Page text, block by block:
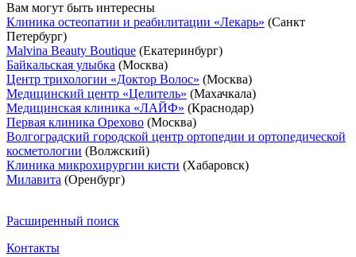
Вам могут быть интересны
Клиника остеопатии и реабилитации «Лекарь» (Санкт
Петербург)
Malvina Beauty Boutique (Екатеринбург)
Байкальская улыбка (Москва)
Центр трихологии «Доктор Волос» (Москва)
Медицинский центр «Целитель» (Махачкала)
Медицинская клиника «ЛАЙФ» (Краснодар)
Первая клиника Орехово (Москва)
Волгоградский городской центр ортопедии и ортопедической
косметологии (Волжский)
Клиника микрохирургии кисти (Хабаровск)
Милавита (Оренбург)
Расширенный поиск
Контакты